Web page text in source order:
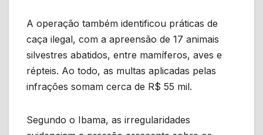
A operação também identificou práticas de
caça ilegal, com a apreensão de 17 animais
silvestres abatidos, entre mamíferos, aves e
répteis. Ao todo, as multas aplicadas pelas
infrações somam cerca de R$ 55 mil.
Segundo o Ibama, as irregularidades